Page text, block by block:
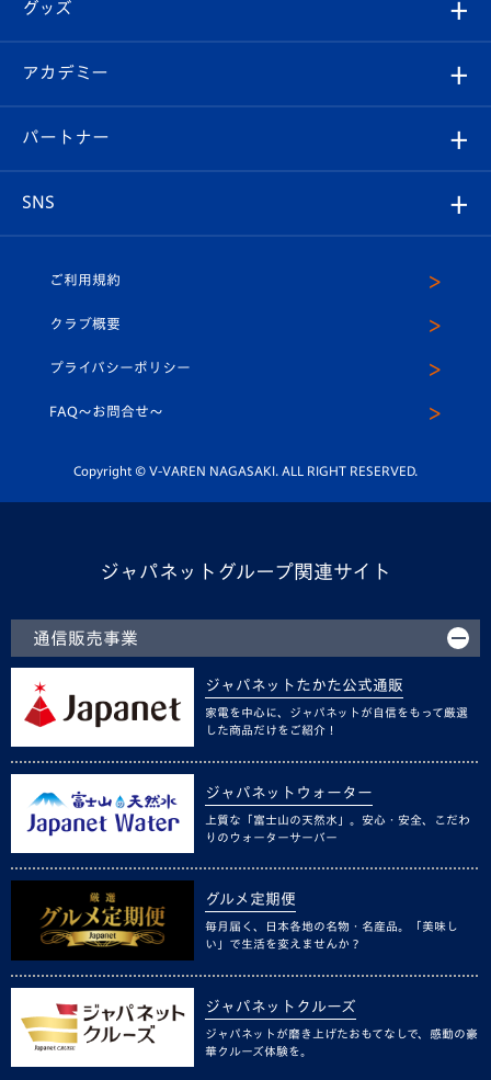
チケット
イベント
メディア
ホームタウン
スタッフプロフィール
マスコット紹介
平和祈念活動
ホームタウン活動
Revive Team
ヴィヴィくんの長崎おもてなしガイド
フォトギャラリー
スタジアムグルメ
V-LOVERS（ファンクラブ）
プレイヤーズスイート
グッズ
オンラインショップ
店舗情報
アカデミー
育成からのお知らせ
U-18
スクール
パートナー
SNS
ヴィヴィくんインスタグラム
公式LINE＠
ご利用規約
クラブ概要
プライバシーポリシー
FAQ〜お問合せ〜
Copyright © V-VAREN NAGASAKI. ALL RIGHT RESERVED.
ジャパネットグループ関連サイト
通信販売事業
ジャパネットたかた公式通販
家電を中心に、ジャパネットが自信をもって厳選
した商品だけをご紹介！
ジャパネットウォーター
上質な「富士山の天然水」。安心・安全、こだわ
りのウォーターサーバー
グルメ定期便
毎月届く、日本各地の名物・名産品。「美味し
い」で生活を変えませんか？
ジャパネットクルーズ
ジャパネットが磨き上げたおもてなしで、感動の豪
華クルーズ体験を。